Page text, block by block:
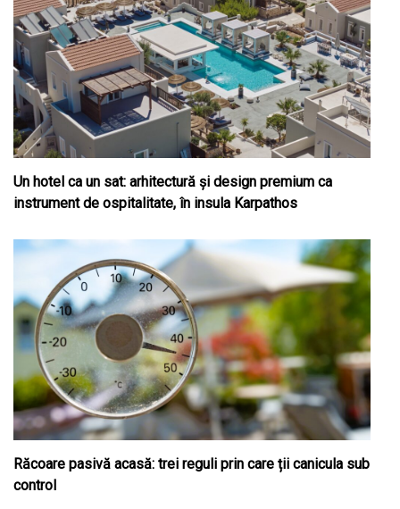
Un hotel ca un sat: arhitectură și design premium ca
instrument de ospitalitate, în insula Karpathos
Răcoare pasivă acasă: trei reguli prin care ții canicula sub
control